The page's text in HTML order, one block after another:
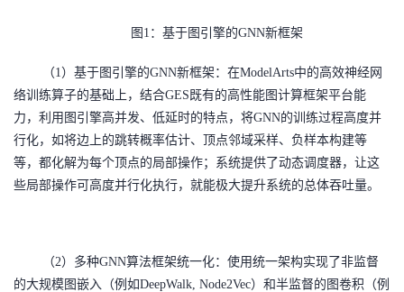
图 1：基于图引擎的GNN新框架
（1）基于图引擎的GNN新框架：在ModelArts中的高效神经网
络训练算子的基础上，结合GES既有的高性能图计算框架平台能
力，利用图引擎高并发、低延时的特点，将GNN的训练过程高度并
行化，如将边上的跳转概率估计、顶点邻域采样、负样本构建等
等，都化解为每个顶点的局部操作；系统提供了动态调度器，让这
些局部操作可高度并行化执行，就能极大提升系统的总体吞吐量。
（2）多种GNN算法框架统一化：使用统一架构实现了非监督
的大规模图嵌入（例如DeepWalk, Node2Vec）和半监督的图卷积（例